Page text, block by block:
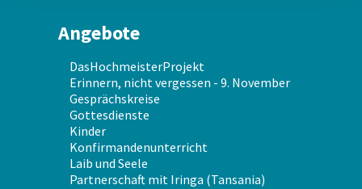
Angebote
DasHochmeisterProjekt
Erinnern, nicht vergessen - 9. November
Gesprächskreise
Gottesdienste
Kinder
Konfirmandenunterricht
Laib und Seele
Partnerschaft mit Iringa (Tansania)